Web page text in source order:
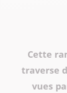
Cette
traverse
vues